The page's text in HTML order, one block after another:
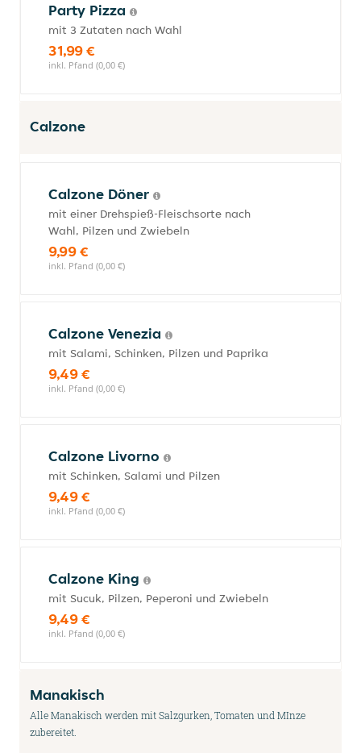
Party Pizza
mit 3 Zutaten nach Wahl
31,99 €
inkl. Pfand (0,00 €)
Calzone
Calzone Döner
mit einer Drehspieß-Fleischsorte nach
Wahl, Pilzen und Zwiebeln
9,99 €
inkl. Pfand (0,00 €)
Calzone Venezia
mit Salami, Schinken, Pilzen und Paprika
9,49 €
inkl. Pfand (0,00 €)
Calzone Livorno
mit Schinken, Salami und Pilzen
9,49 €
inkl. Pfand (0,00 €)
Calzone King
mit Sucuk, Pilzen, Peperoni und Zwiebeln
9,49 €
inkl. Pfand (0,00 €)
Manakisch
Alle Manakisch werden mit Salzgurken, Tomaten und MInze
zubereitet.